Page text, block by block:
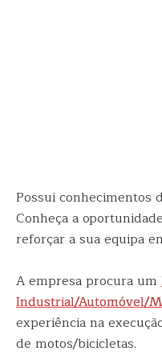
Possui conhecimentos
Conheça a
reforçar a sua equipa
A empresa procura um
Industrial/Automóvel/
experiência na
de motos/bicicletas.